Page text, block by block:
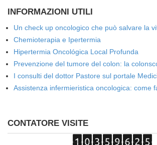
INFORMAZIONI UTILI
Un check up oncologico che può salvare la
Chemioterapia e Ipertermia
Hipertermia Oncológica Local Profunda
Prevenzione del tumore del colon: la
I consulti del dottor Pastore sul portale
Assistenza infermieristica oncologica: come
CONTATORE VISITE